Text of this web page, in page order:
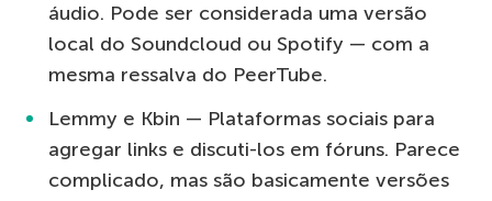
áudio. Pode ser considerada uma versão
local do Soundcloud ou Spotify — com a
mesma ressalva do PeerTube.
Lemmy e Kbin — Plataformas sociais para
agregar links e discuti-los em fóruns. Parece
complicado, mas são basicamente versões